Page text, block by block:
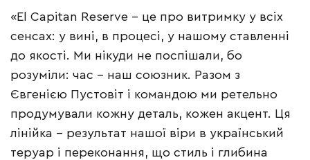
«El Capitan Reserve – це про витримку у всіх
сенсах: у вині, в процесі, у нашому ставленні
до якості. Ми нікуди не поспішали, бо
розуміли: час – наш союзник. Разом з
Євгенією Пустовіт і командою ми ретельно
продумували кожну деталь, кожен акцент. Ця
лінійка – результат нашої віри в український
теруар і переконання, що стиль і глибина